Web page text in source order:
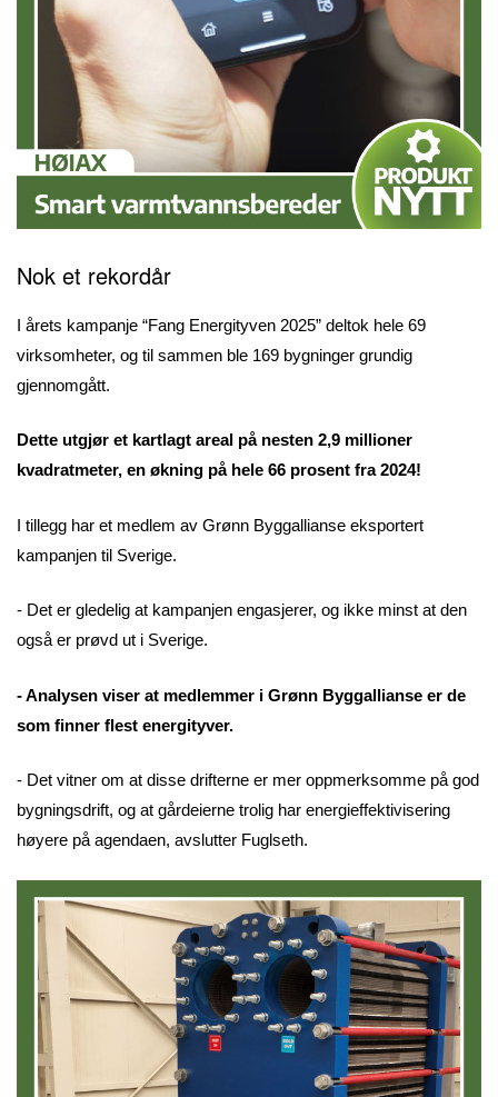
Nok et rekordår
I årets kampanje “Fang Energityven 2025” deltok hele 69
virksomheter, og til sammen ble 169 bygninger grundig
gjennomgått.
Dette utgjør et kartlagt areal på nesten 2,9 millioner
kvadratmeter, en økning på hele 66 prosent fra 2024!
I tillegg har et medlem av Grønn Byggallianse eksportert
kampanjen til Sverige.
- Det er gledelig at kampanjen engasjerer, og ikke minst at den
også er prøvd ut i Sverige.
- Analysen viser at medlemmer i Grønn Byggallianse er de
som finner flest energityver.
- Det vitner om at disse drifterne er mer oppmerksomme på god
bygningsdrift, og at gårdeierne trolig har energieffektivisering
høyere på agendaen, avslutter Fuglseth.